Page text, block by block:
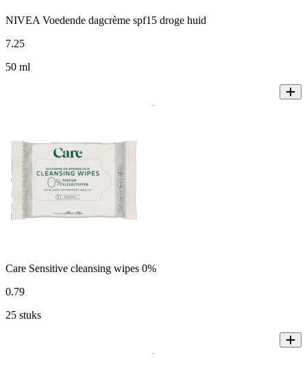
NIVEA Voedende dagcrème spf15 droge huid
7.25
50 ml
Care Sensitive cleansing wipes 0%
0.79
25 stuks